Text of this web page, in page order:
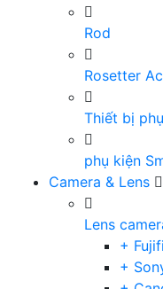
Rod
Rosetter
Thiết bị
phụ kiện
Camera & Lens
Lens
+
+